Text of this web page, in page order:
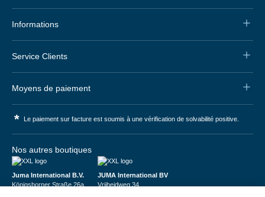
Informations
Service Clients
Moyens de paiement
* Le paiement sur facture est soumis à une vérification de solvabilité positive.
Nos autres boutiques
Juma International B.V.
Königsborner Straße 26a
JUMA International BV
Vrijheidweg 34